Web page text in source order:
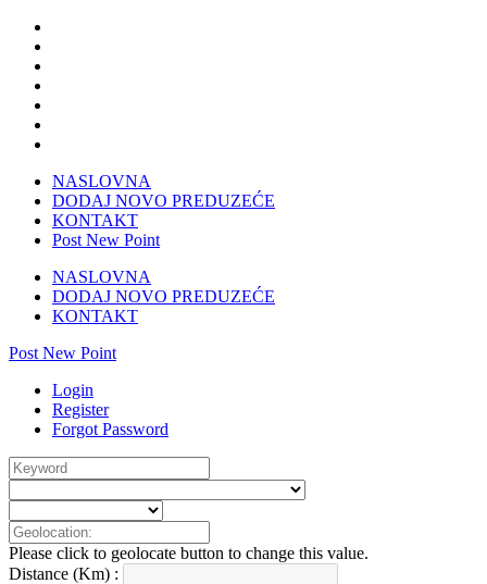
NASLOVNA
DODAJ NOVO PREDUZEĆE
KONTAKT
Post New Point
NASLOVNA
DODAJ NOVO PREDUZEĆE
KONTAKT
Post New Point
Login
Register
Forgot Password
Please click to geolocate button to change this value.
Distance (Km) :